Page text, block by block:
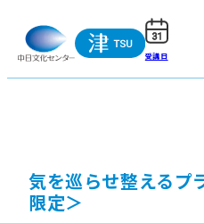
受講日
気を巡らせ整える
限定＞